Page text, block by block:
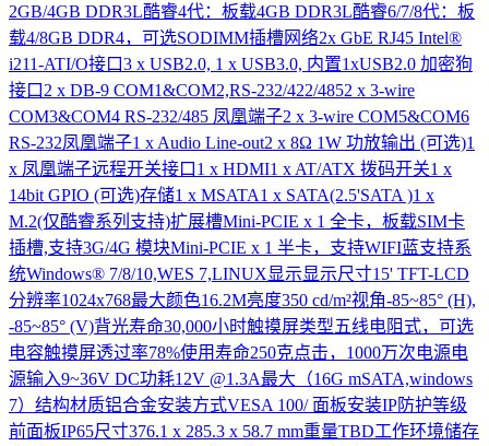
2GB/4GB DDR3L酷睿4代：板载4GB DDR3L酷睿6/7/8代：板
载4/8GB DDR4，可选SODIMM插槽网络2x GbE RJ45 Intel®
i211-ATI/O接口3 x USB2.0, 1 x USB3.0, 内置1xUSB2.0 加密狗
接口2 x DB-9 COM1&COM2,RS-232/422/4852 x 3-wire
COM3&COM4 RS-232/485 凤凰端子2 x 3-wire COM5&COM6
RS-232凤凰端子1 x Audio Line-out2 x 8Ω 1W 功放输出 (可选)1
x 凤凰端子远程开关接口1 x HDMI1 x AT/ATX 拨码开关1 x
14bit GPIO (可选)存储1 x MSATA1 x SATA(2.5'SATA )1 x
M.2(仅酷睿系列支持)扩展槽Mini-PCIE x 1 全卡，板载SIM卡
插槽,支持3G/4G 模块Mini-PCIE x 1 半卡，支持WIFI蓝支持系
统Windows® 7/8/10,WES 7,LINUX显示显示尺寸15' TFT-LCD
分辨率1024x768最大颜色16.2M亮度350 cd/m²视角-85~85° (H),
-85~85° (V)背光寿命30,000小时触摸屏类型五线电阻式，可选
电容触摸屏透过率78%使用寿命250克点击，1000万次电源电
源输入9~36V DC功耗12V @1.3A最大（16G mSATA,windows
7）结构材质铝合金安装方式VESA 100/ 面板安装IP防护等级
前面板IP65尺寸376.1 x 285.3 x 58.7 mm重量TBD工作环境储存